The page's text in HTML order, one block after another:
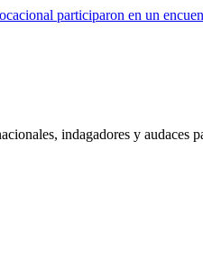
participaron en un
indagadores y